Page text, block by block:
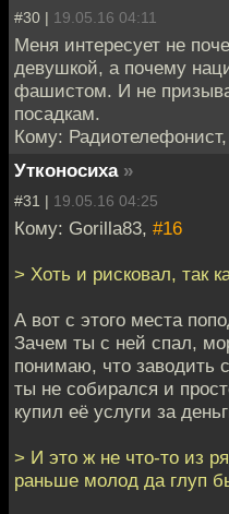
#30 | 19.05.16 04:11
Меня интересует не
девушкой, а почему
фашистом. И не
посадкам.
Кому: Радиотелефонист,
Утконосиха »
#31 | 19.05.16 04:25
Кому: Gorilla83, #16
> Хоть и рисковал, так
А вот с этого места
Зачем ты с ней спал,
понимаю, что заводить
ты не собирался и
купил её услуги за
> И это ж не что-то из
раньше молод да глуп